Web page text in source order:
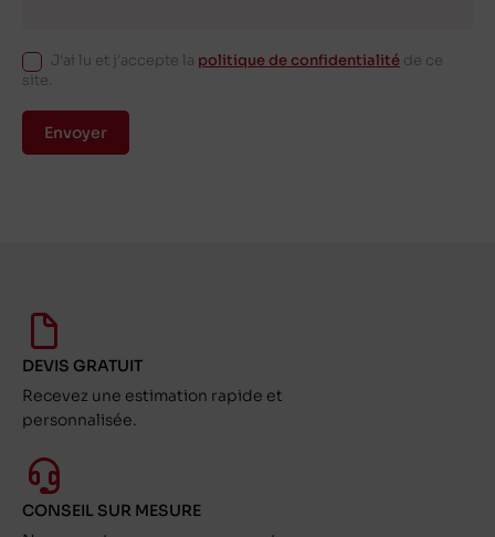
J'ai lu et j'accepte la politique de confidentialité de ce
site.
Envoyer
DEVIS GRATUIT
Recevez une estimation rapide et
personnalisée.
CONSEIL SUR MESURE